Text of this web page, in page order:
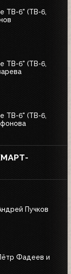
ТВ-6" (ТВ-6,
ТВ-6" (ТВ-6,
ТВ-6" (ТВ-6,
Пучков
Фадеев и